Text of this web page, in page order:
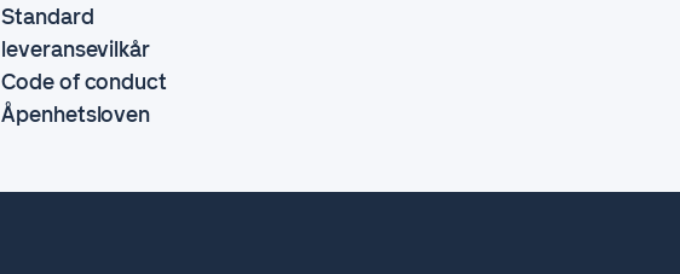
Standard
leveransevilkår
Code of conduct
Åpenhetsloven